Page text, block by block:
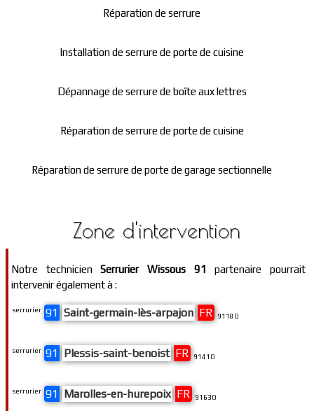
Réparation de serrure
Installation de serrure de porte de cuisine
Dépannage de serrure de boîte aux lettres
Réparation de serrure de porte de cuisine
Réparation de serrure de porte de garage sectionnelle
Zone d'intervention
Notre technicienSerrurier Wissous 91 partenaire pourrait
intervenir également à :
serrurier 91 Marolles-en-hurepoix FR 91630
serrurier 91 Plessis-saint-benoist FR 91410
serrurier 91 Saint-germain-lès-arpajon FR 91180